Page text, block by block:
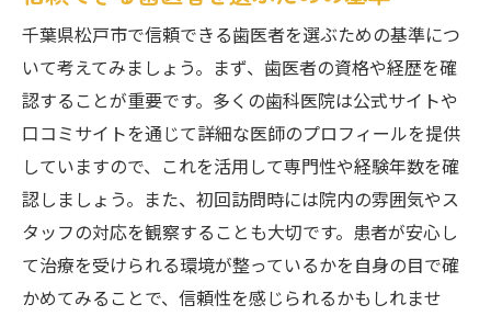
専門医のアドバイスを受けるメリット
治療前に確認すべきポイント
自分に合った治療プランの立て方
予防歯科の重要性とその活用法
地域口コミから見る松戸市のおすすめ歯医者と
その選び方
口コミから得られる信頼性のある情報
評判の良い歯医者の特長
千葉県松戸市で信頼できる歯医者を選ぶための基準につ
いて考えてみましょう。まず、歯医者の資格や経歴を確
認することが重要です。多くの歯科医院は公式サイトや
口コミサイトを通じて詳細な医師のプロフィールを提供
していますので、これを活用して専門性や経験年数を確
認しましょう。また、初回訪問時には院内の雰囲気やス
タッフの対応を観察することも大切です。患者が安心し
て治療を受けられる環境が整っているかを自身の目で確
かめてみることで、信頼性を感じられるかもしれませ